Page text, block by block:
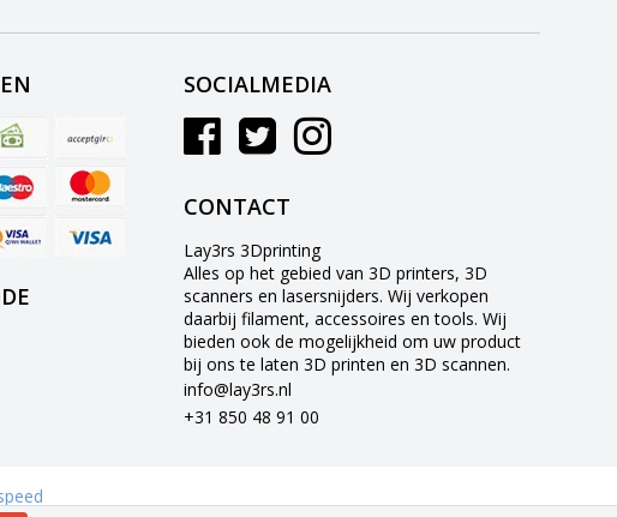
SOCIALMEDIA
CONTACT
Lay3rs 3Dprinting
Alles op het gebied van 3D printers, 3D
scanners en lasersnijders. Wij verkopen
daarbij filament, accessoires en tools. Wij
bieden ook de mogelijkheid om uw product
bij ons te laten 3D printen en 3D scannen.
info@lay3rs.nl
+31 850 48 91 00